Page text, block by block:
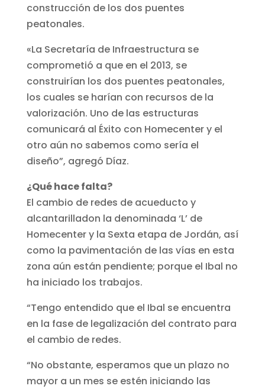
construcción de los dos puentes
peatonales.
«La Secretaría de Infraestructura se
comprometió a que en el 2013, se
construirían los dos puentes peatonales,
los cuales se harían con recursos de la
valorización. Uno de las estructuras
comunicará al Éxito con Homecenter y el
otro aún no sabemos como sería el
diseño”, agregó Díaz.
¿Qué hace falta?
El cambio de redes de acueducto y
alcantarilladon la denominada ‘L’ de
Homecenter y la Sexta etapa de Jordán, así
como la pavimentación de las vías en esta
zona aún están pendiente; porque el Ibal no
ha iniciado los trabajos.
“Tengo entendido que el Ibal se encuentra
en la fase de legalización del contrato para
el cambio de redes.
“No obstante, esperamos que un plazo no
mayor a un mes se estén iniciando las